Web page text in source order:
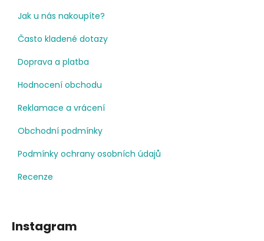
Jak u nás nakoupíte?
Často kladené dotazy
Doprava a platba
Hodnocení obchodu
Reklamace a vrácení
Obchodní podmínky
Podmínky ochrany osobních údajů
Recenze
Instagram